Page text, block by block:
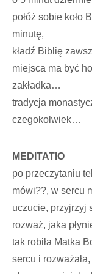
połóż sobie koło
minutę,
kładź Biblię
miejsca ma być
zakładka…
tradycja
czegokolwiek…
MEDITATIO
po przeczytaniu
mówi??, w sercu
uczucie, przyjrzyj
rozważ, jaka
tak robiła Matka
sercu i